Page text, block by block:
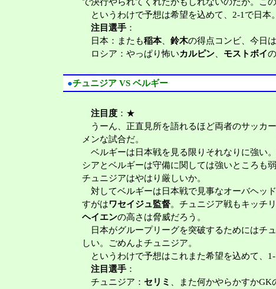
というわけで予想は希望を込めて、2-1で日本
注目選手 ：
日本：またも稲本、鈴木の得点コンビ、今日
ロシア：やっぱり怖いカルピン モストボイ
●チュニジア VS ベルギー
注目度 ：★
うーん、正直見所を語れるほど両者のサッカ
メンな試合だ。
ベルギーは日本戦を見る限りそれなりに強い
シアとベルギーは守備に関しては強いところも
チュニジアはやはり厳しいか。
対してベルギーは日本戦で見事なオーバヘッ
すがはワセイジュ監督。チュニジア戦もキッチ
ヘイエンの高さは脅威だろう。
日本がグループリーグを突破するためにはチ
しい。ごめんよチュニジア。
というわけで予想はこれまた希望を込めて、
注目選手 ：
チュニジア： セリミ 、また何かやらかすか